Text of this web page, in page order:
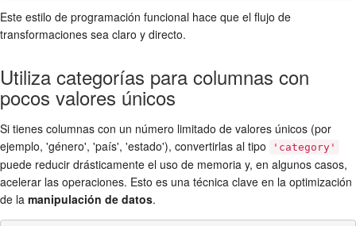
Este estilo de programación funcional hace que el flujo de
transformaciones sea claro y directo.
Utiliza categorías para columnas con
pocos valores únicos
Si tienes columnas con un número limitado de valores únicos (por
ejemplo, 'género', 'país', 'estado'), convertirlas al tipo
'category'
puede reducir drásticamente el uso de memoria y, en algunos casos,
acelerar las operaciones. Esto es una técnica clave en la optimización
de la manipulación de datos.